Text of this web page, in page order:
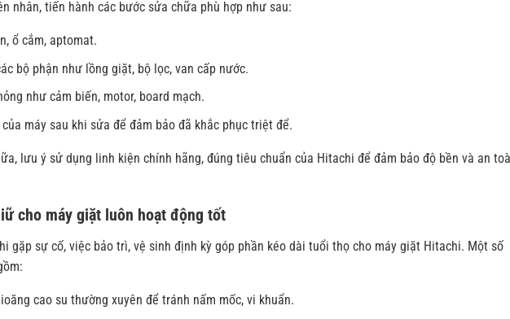
nhân, tiến hành các bước sửa chữa phù hợp như sau:
ổ cắm, aptomat.
bộ phận như lồng giặt, bộ lọc, van cấp nước.
như cảm biến, motor, board mạch.
máy sau khi sửa để đảm bảo đã khắc phục triệt để.
lưu ý sử dụng linh kiện chính hãng, đúng tiêu chuẩn của Hitachi để đảm bảo độ bền và an
cho máy giặt luôn hoạt động tốt
gặp sự cố, việc bảo trì, vệ sinh định kỳ góp phần kéo dài tuổi thọ cho máy giặt Hitachi. Một số
cao su thường xuyên để tránh nấm mốc, vi khuẩn.